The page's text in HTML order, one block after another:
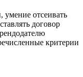
отсеивать
договор
критерии